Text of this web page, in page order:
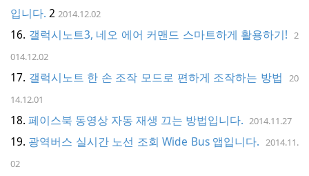
입니다. 2 2014.12.02
갤럭시노트3, 네오 에어 커맨드 스마트하게 활용하기! 2
014.12.02
갤럭시노트 한 손 조작 모드로 편하게 조작하는 방법
20
14.12.01
페이스북 동영상 자동 재생 끄는 방법입니다. 2014.11.27
광역버스 실시간 노선 조회 Wide Bus 앱입니다. 2014.11.
02